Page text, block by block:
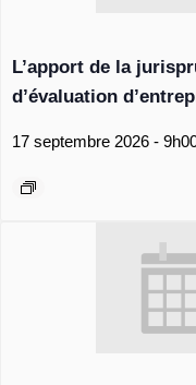
L’apport de la
d’évaluation
17 septembre 2026 -